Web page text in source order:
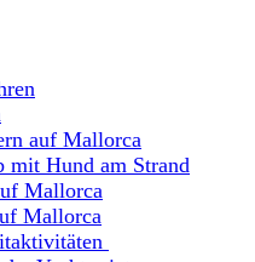
auf Mallorca
mit Hund am Strand
Mallorca
Mallorca